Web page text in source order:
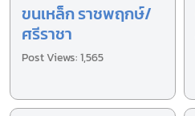
ขนเหล็ก ราชพฤกษ์/
ศรีราชา
Post Views: 1,565